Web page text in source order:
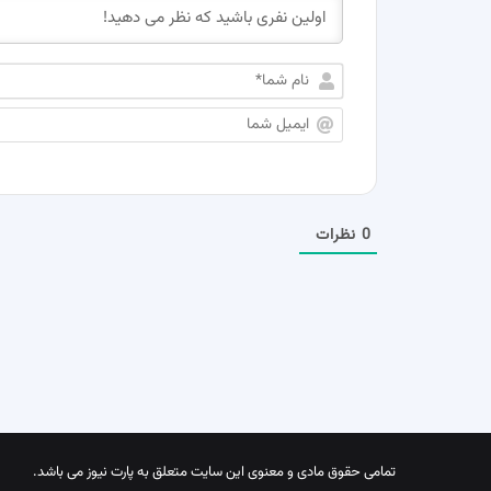
0 نظرات
تمامی حقوق مادی و معنوی این سایت متعلق به پارت نیوز می باشد.